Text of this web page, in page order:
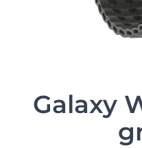
Galaxy